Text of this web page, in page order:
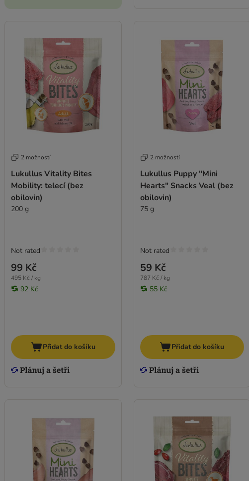
2 možností
Lukullus Vitality Bites
Mobility: telecí (bez
obilovin)
200 g
99 Kč
495 Kč / kg
92 Kč
Not rated
Přidat do košíku
2 možností
Lukullus Puppy "Mini
Hearts" Snacks Veal (bez
obilovin)
75 g
59 Kč
787 Kč / kg
55 Kč
Not rated
Přidat do košíku